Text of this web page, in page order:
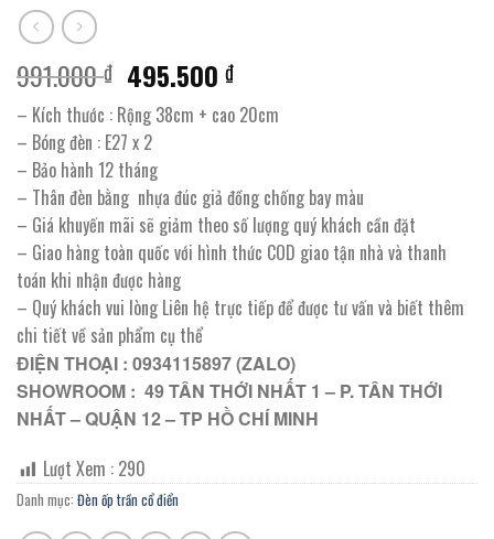
991.000₫ Giá
gốc
là:
991.000 ₫.
495.500₫Giá
hiện
tại
495.500 ₫.
– Kích thước : Rộng 38cm + cao 20cm
– Bóng đèn : E27 x 2
– Bảo hành 12 tháng
– Thân đèn bằng nhựa đúc giả đồng chống bay màu
– Giá khuyến mãi sẽ giảm theo số lượng quý khách cần đặt
– Giao hàng toàn quốc với hình thức COD giao tận nhà và thanh
toán khi nhận được hàng
– Quý khách vui lòng Liên hệ trực tiếp để được tư vấn và biết thêm
chi tiết về sản phẩm cụ thể
ĐIỆN THOẠI : 0934115897 (ZALO)
SHOWROOM : 49 TÂN THỚI NHẤT 1 – P. TÂN THỚI
NHẤT – QUẬN 12 – TP HỒ CHÍ MINH
Lượt Xem : 290
Danh mục: Đèn ốp trần cổ điển